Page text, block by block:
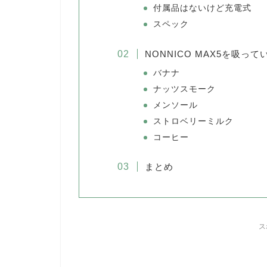
付属品はないけど充電式
スペック
NONNICO MAX5を吸って
バナナ
ナッツスモーク
メンソール
ストロベリーミルク
コーヒー
まとめ